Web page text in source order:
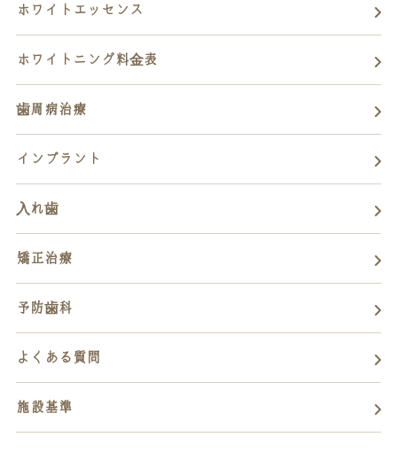
ホワイトエッセンス
ホワイトニング料金表
歯周病治療
インプラント
入れ歯
矯正治療
予防歯科
よくある質問
施設基準